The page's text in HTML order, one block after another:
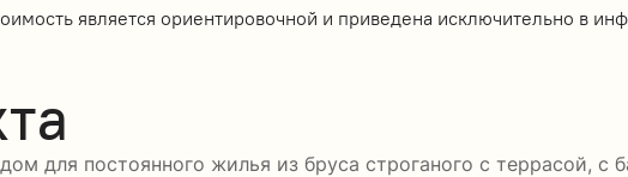
является ориентировочной и приведена исключительно в
для постоянного жилья из бруса строганого с террасой, с